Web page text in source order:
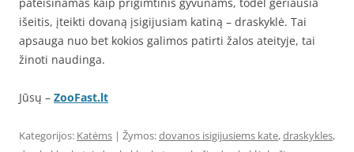
išeitis, įteikti dovaną įsigijusiam katiną – draskyklė. Tai
apsauga nuo bet kokios galimos patirti žalos ateityje, tai
žinoti naudinga.
Jūsų – ZooFast.lt
Kategorijos: Katėms | Žymos:dovanos isigijusiems kate,draskykles,